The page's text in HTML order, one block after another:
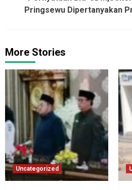
Pringsewu Dipertanyakan
More Stories
Uncategorized